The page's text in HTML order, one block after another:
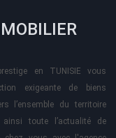
en TUNISIE vous
exigeante de biens
l’ensemble du territoire
ainsi toute l’actualité de